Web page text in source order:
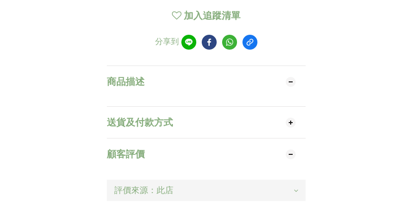
加入追蹤清單
分享到
商品描述
送貨及付款方式
顧客評價